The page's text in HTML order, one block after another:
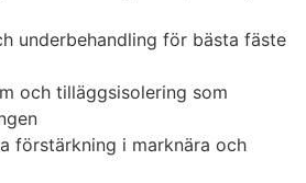
underbehandling för bästa fäste
och tilläggsisolering som
förstärkning i marknära och